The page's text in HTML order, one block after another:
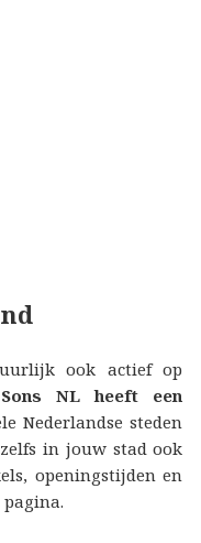
ook actief op
NL heeft een
Nederlandse steden
in jouw stad ook
openingstijden en